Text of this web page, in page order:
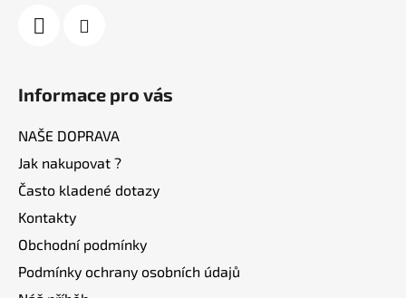
Informace pro vás
NAŠE DOPRAVA
Jak nakupovat ?
Často kladené dotazy
Kontakty
Obchodní podmínky
Podmínky ochrany osobních údajů